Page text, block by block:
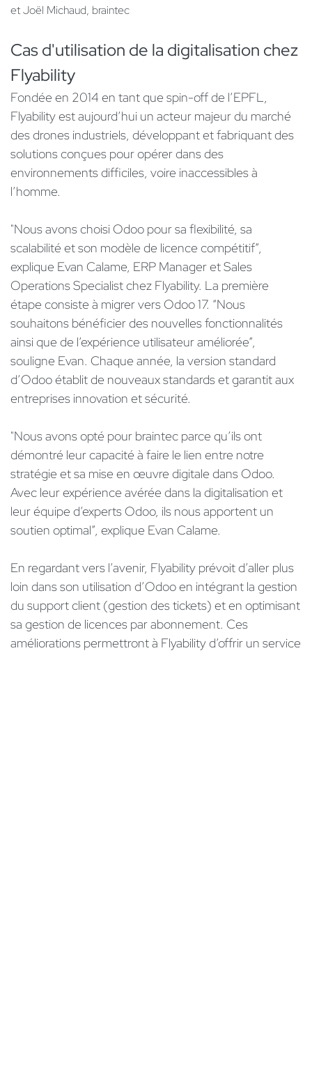
et Joël Michaud, braintec
Cas d'utilisation de la digitalisation chez
Flyability
Fondée en 2014 en tant que spin-off de l’EPFL,
Flyability est aujourd’hui un acteur majeur du marché
des drones industriels, développant et fabriquant des
solutions conçues pour opérer dans des
environnements difficiles, voire inaccessibles à
l’homme.
"Nous avons choisi Odoo pour sa flexibilité, sa
scalabilité et son modèle de licence compétitif”,
explique Evan Calame, ERP Manager et Sales
Operations Specialist chez Flyability. La première
étape consiste à migrer vers Odoo 17. “Nous
souhaitons bénéficier des nouvelles fonctionnalités
ainsi que de l’expérience utilisateur améliorée”,
souligne Evan. Chaque année, la version standard
d’Odoo établit de nouveaux standards et garantit aux
entreprises innovation et sécurité.
"Nous avons opté pour braintec parce qu’ils ont
démontré leur capacité à faire le lien entre notre
stratégie et sa mise en œuvre digitale dans Odoo.
Avec leur expérience avérée dans la digitalisation et
leur équipe d’experts Odoo, ils nous apportent un
soutien optimal”, explique Evan Calame.
En regardant vers l’avenir, Flyability prévoit d’aller plus
loin dans son utilisation d’Odoo en intégrant la gestion
du support client (gestion des tickets) et en optimisant
sa gestion de licences par abonnement. Ces
améliorations permettront à Flyability d’offrir un service